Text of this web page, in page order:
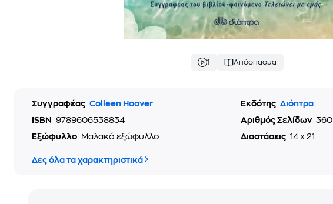
1 Απόσπασμα
Συγγραφέας Colleen Hoover Εκδότης Διόπτρα
ISBN
9789606538834 Αριθμός Σελίδων 360
Εξώφυλλο
Μαλακό εξώφυλλο Διαστάσεις 14 x 21
Δες όλα τα χαρακτηριστικά